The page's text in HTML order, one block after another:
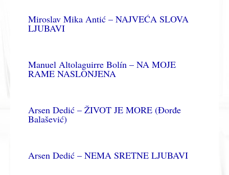
Miroslav Mika Antić – NAJVEĆA SLOVA
LJUBAVI
Manuel Altolaguirre Bolín – NA MOJE
RAME NASLONJENA
Arsen Dedić – ŽIVOT JE MORE (Đorđe
Balašević)
Arsen Dedić – NEMA SRETNE LJUBAVI